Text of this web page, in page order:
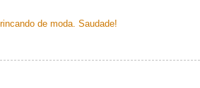
de moda. Saudade!